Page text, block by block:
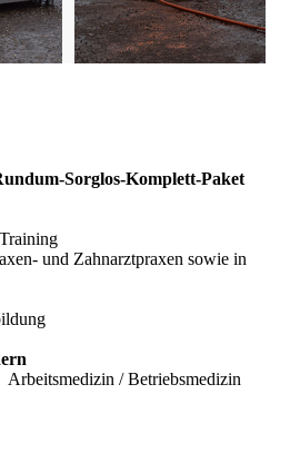
Sorglos-Komplett-Paket
und Zahnarztpraxen sowie in
Arbeitsmedizin / Betriebsmedizin